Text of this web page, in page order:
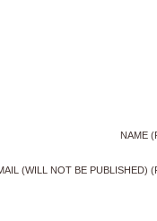
NAME
(WILL NOT BE PUBLISHED)